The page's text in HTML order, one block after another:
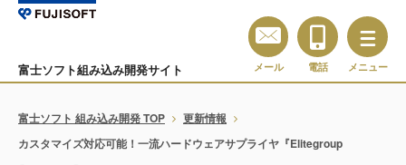
富士ソフト組み込み開発サイト メール 電話 メニュー
富士ソフト 組み込み開発 TOP
更新情報
カスタマイズ対応可能！一流ハードウェアサプライヤ『Elitegroup